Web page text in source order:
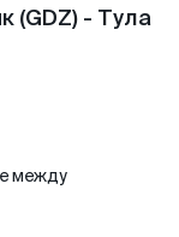
(GDZ) - Тула
между